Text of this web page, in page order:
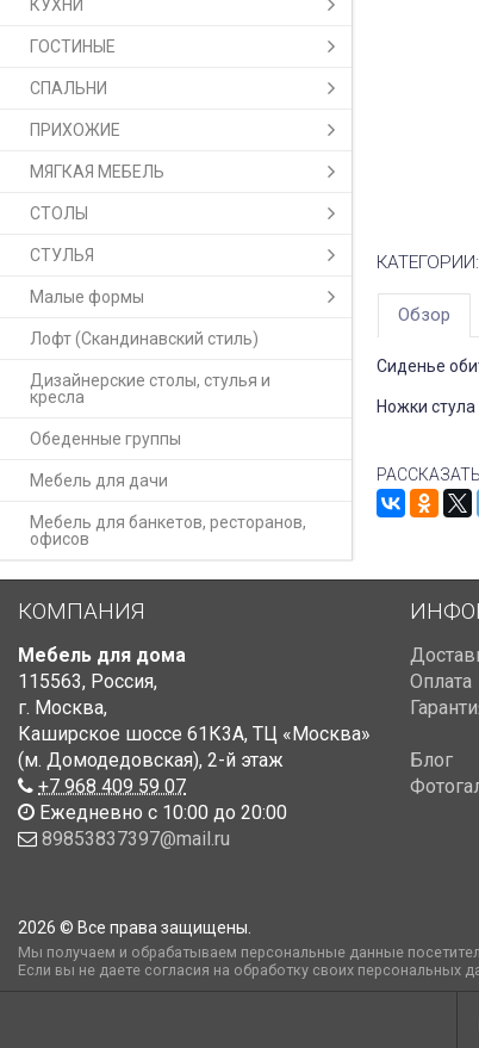
КУХНИ
ГОСТИНЫЕ
СПАЛЬНИ
ПРИХОЖИЕ
МЯГКАЯ МЕБЕЛЬ
СТОЛЫ
СТУЛЬЯ
Малые формы
Лофт (Скандинавский стиль)
Дизайнерские столы, стулья и
кресла
Обеденные группы
Мебель для дачи
Мебель для банкетов, ресторанов,
офисов
КАТЕГОРИИ:
Обзор
Сиденье
Ножки
КОМПАНИЯ
Мебель для дома
115563, Россия,
г. Москва,
Каширское шоссе 61К3А, ТЦ «Москва»
(м. Домодедовская), 2-й этаж
+7 968 409 59 07
Ежедневно с 10:00 до 20:00
89853837397@mail.ru
Оплата
Блог
2026 © Все права защищены.
Мы получаем и обрабатываем персональные данные
Если вы не даете согласия на обработку своих персональных